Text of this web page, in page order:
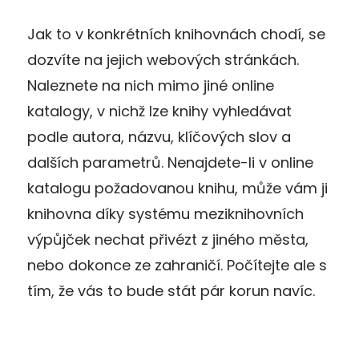
Jak to v konkrétních knihovnách chodí, se
dozvíte na jejich webových stránkách.
Naleznete na nich mimo jiné online
katalogy, v nichž lze knihy vyhledávat
podle autora, názvu, klíčových slov a
dalších parametrů. Nenajdete-li v online
katalogu požadovanou knihu, může vám ji
knihovna díky systému meziknihovních
výpůjček nechat přivézt z jiného města,
nebo dokonce ze zahraničí. Počítejte ale s
tím, že vás to bude stát pár korun navíc.